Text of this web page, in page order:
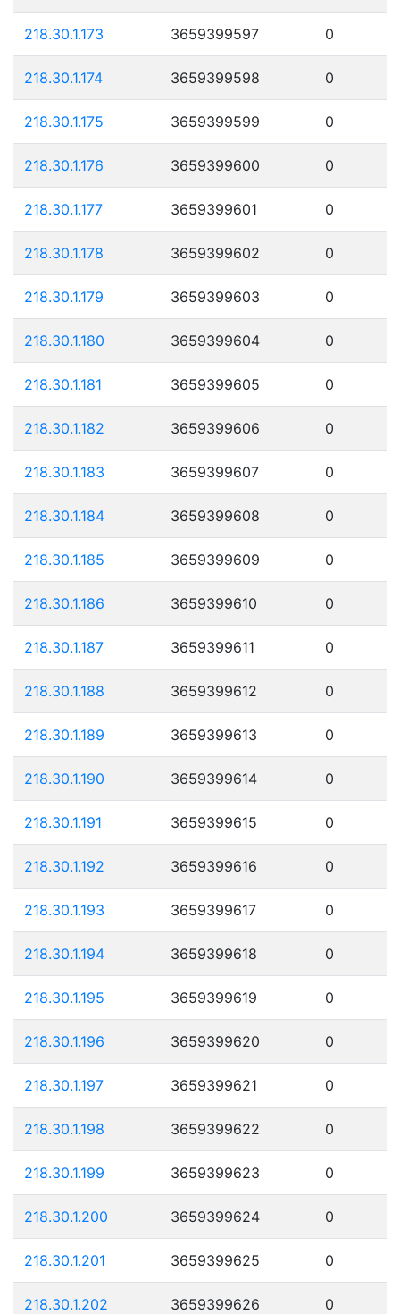
218.30.1.173 3659399597 0
218.30.1.174 3659399598 0
218.30.1.175 3659399599 0
218.30.1.176 3659399600 0
218.30.1.177 3659399601 0
218.30.1.178 3659399602 0
218.30.1.179 3659399603 0
218.30.1.180 3659399604 0
218.30.1.181 3659399605 0
218.30.1.182 3659399606 0
218.30.1.183 3659399607 0
218.30.1.184 3659399608 0
218.30.1.185 3659399609 0
218.30.1.186 3659399610 0
218.30.1.187 3659399611 0
218.30.1.188 3659399612 0
218.30.1.189 3659399613 0
218.30.1.190 3659399614 0
218.30.1.191 3659399615 0
218.30.1.192 3659399616 0
218.30.1.193 3659399617 0
218.30.1.194 3659399618 0
218.30.1.195 3659399619 0
218.30.1.196 3659399620 0
218.30.1.197 3659399621 0
218.30.1.198 3659399622 0
218.30.1.199 3659399623 0
218.30.1.200 3659399624 0
218.30.1.201 3659399625 0
218.30.1.202 3659399626 0